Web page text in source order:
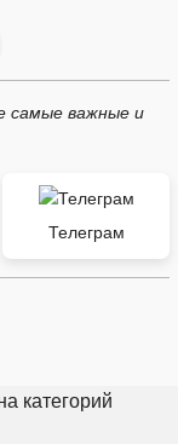
самые важные и
Телеграм